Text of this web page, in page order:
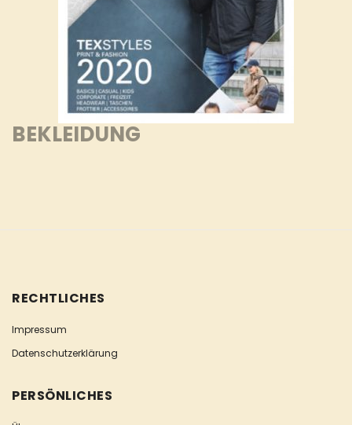
BEKLEIDUNG
RECHTLICHES
Impressum
Datenschutzerklärung
PERSÖNLICHES